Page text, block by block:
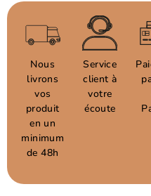
Nous
livrons
vos
produit
en un
minimum
de 48h
Service
client à
votre
écoute